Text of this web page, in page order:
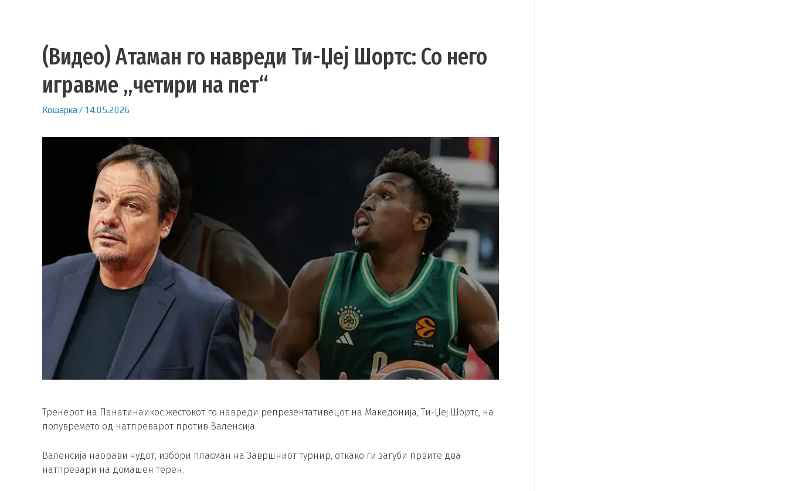
(Видео) Атаман го навреди Ти-Џеј Шортс: Со него
игравме „четири на пет“
Кошарка / 14.05.2026
Тренерот на Панатинаикос жестокот го навреди репрезентативецот на Македонија, Ти-Џеј Шортс, на
полувремето од натпреварот против Валенсија.
Валенсија наорави чудот, избори пласман на Завршниот турнир, откако ги загуби првите два
натпревари на домашен терен.